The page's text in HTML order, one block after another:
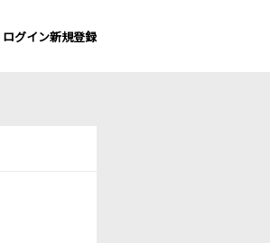
ログイン新規登録